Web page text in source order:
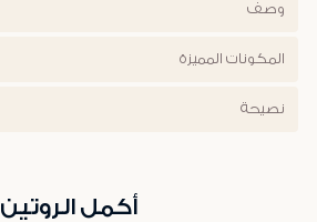
وصف
المكونات المميزة
نصيحة
أكمل الروتين